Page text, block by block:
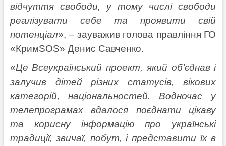
відчуття свободи, у тому числі свободи
реалізувати себе та проявити свій
потенціал», – зауважив голова правління ГО
«КримSOS» Денис Савченко.
«Це Всеукраїнський проект, який об’єднав і
залучив дітей різних статусів, вікових
категорій, національностей. Водночас у
телепрограмах вдалося поєднати цікаву
та корисну інформацію про українські
традиції, звичаї, побут, і представити їх в